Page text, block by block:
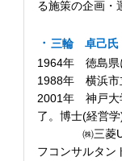
る施策の企画・
三輪 卓己氏
1964年 徳島県
1988年 横浜市
2001年 神戸大
了。博士(経営学
㈱三菱UFJ
フコンサルタン